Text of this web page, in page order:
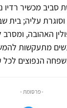
סביב מכשיר רדיו
וסוגרת עליה; בית
האהובה, ומסרב
מתעקשות
הנפוצים לכל
- פרסומת -